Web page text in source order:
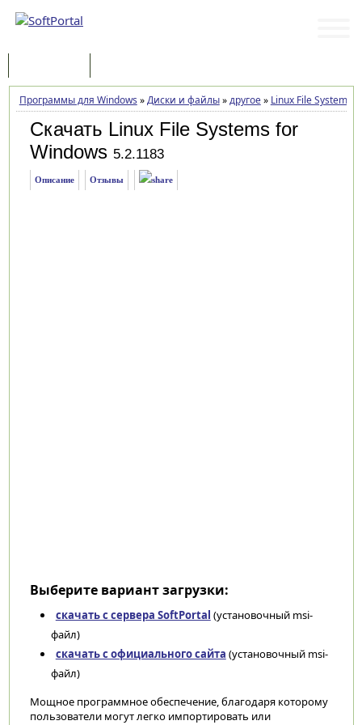
Программы для Windows »Диски и файлы»другое» Linux File Systems
Скачать Linux File Systems for
Windows 5.2.1183
Описание Отзывы
Выберите вариант загрузки:
скачать с сервера SoftPortal (установочный msi-
файл)
скачать с официального сайта (установочный msi-
файл)
Мощное программное обеспечение, благодаря которому
пользователи могут легко импортировать или